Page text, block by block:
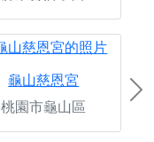
龜山慈恩宮
桃園市龜山區